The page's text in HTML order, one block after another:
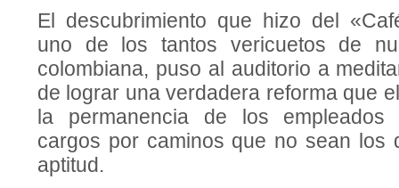
El descubrimiento que hizo del
uno de los tantos vericuetos de
colombiana, puso al auditorio a
de lograr una verda­dera reforma que
la permanencia de los
cargos por caminos que no sean los
aptitud.